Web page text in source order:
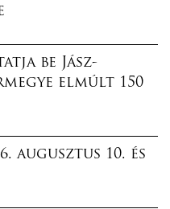
be Jász-
elmúlt 150
augusztus 10. és